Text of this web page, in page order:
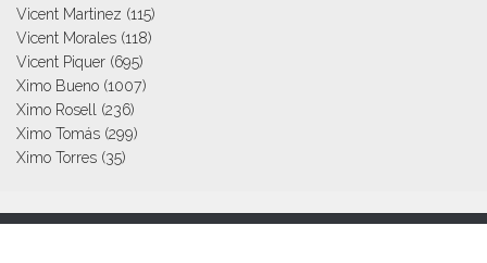
Vicent Martinez (115)
Vicent Morales (118)
Vicent Piquer (695)
Ximo Bueno (1007)
Ximo Rosell
(236)
Ximo Tomás (299)
Ximo Torres (35)